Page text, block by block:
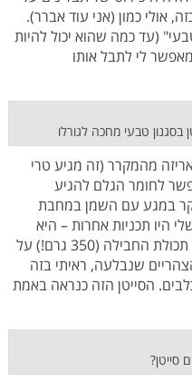
אולי כמון (אני עוד אברר).
(עד כמה שהוא יכול להיות
לי לתבל אותו
בסגנון טבעי מחכה לגורלו
מהמקרר (זה מגיע טרי
לחומר הגלם להגיע
במגע עם השמן במחבת
היו תכניות אחרות – היא
גנבה את הסייטן מהשיש וחיסלה את תכולת החבילה (350 גרם!) על
שנבלעה, ראיתי בזה
הסייטן הזה כנראה באמת
סייטן?